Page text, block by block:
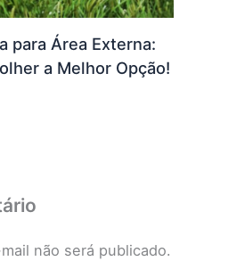
para Área Externa:
a Melhor Opção!
não será publicado.